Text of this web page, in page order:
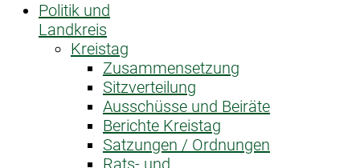
Politik und
Landkreis
Kreistag
Zusammensetzung
Sitzverteilung
Ausschüsse und Beiräte
Berichte Kreistag
Satzungen / Ordnungen
Rats- und